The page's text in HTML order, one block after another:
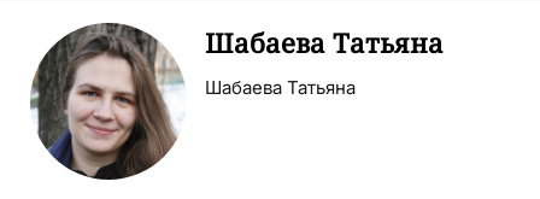
Шабаева Татьяна
Шабаева Татьяна